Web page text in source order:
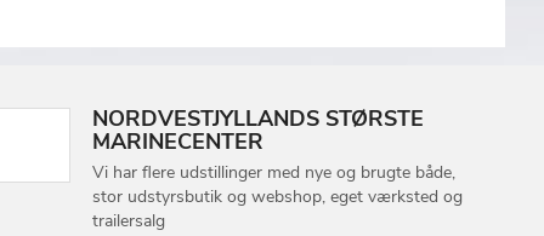
NORDVESTJYLLANDS STØRSTE
MARINECENTER
Vi har flere udstillinger med nye og brugte både,
stor udstyrsbutik og webshop, eget værksted og
trailersalg